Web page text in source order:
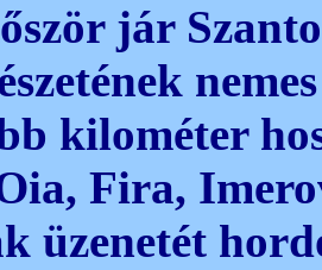
jár
kilométer
Fira,
üzenetét